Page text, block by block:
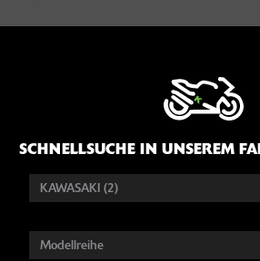
SCHNELLSUCHE IN UNSEREM